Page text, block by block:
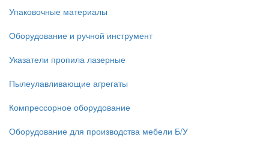
Упаковочные материалы
Оборудование и ручной инструмент
Указатели пропила лазерные
Пылеулавливающие агрегаты
Компрессорное оборудование
Оборудование для производства мебели Б/У